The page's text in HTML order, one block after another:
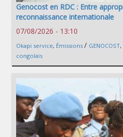
Genocost en RDC : Entre
reconnaissance internationale
07/08/2026 - 13:10
Okapi service, Émissions / GENOCOST,
congolais